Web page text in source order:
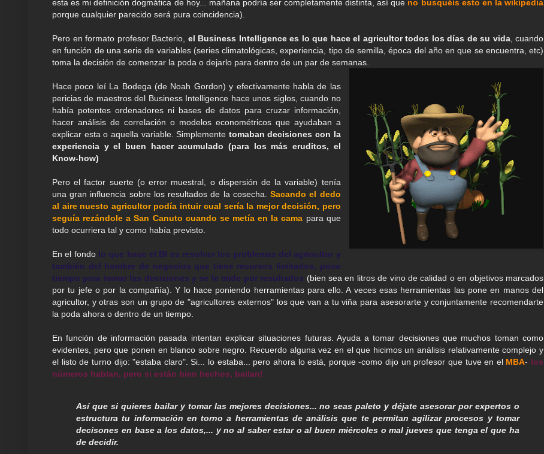
esta es mi definición dogmática de hoy... mañana podría ser completamente distinta, así que no busquéis esto en la wikipedia
porque cualquier parecido será pura coincidencia).
Pero en formato profesor Bacterio, el Business Intelligence es lo que hace el agricultor todos los días de su vida, cuando
en función de una serie de variables (series climatológicas, experiencia, tipo de semilla, época del año en que se encuentra, etc)
toma la decisión de comenzar la poda o dejarlo para dentro de un par de semanas.
Hace poco leí La Bodega (de Noah Gordon) y efectivamente habla de las
pericias de maestros del Business Intelligence hace unos siglos, cuando no
había potentes ordenadores ni bases de datos para cruzar información,
hacer análisis de correlación o modelos econométricos que ayudaban a
explicar esta o aquella variable. Simplemente tomaban decisiones con la
experiencia y el buen hacer acumulado (para los más eruditos, el
Know-how)
Pero el factor suerte (o error muestral, o dispersión de la variable) tenía
una gran influencia sobre los resultados de la cosecha.Sacando el dedo
al aire nuesto agricultor podía intuir cual sería la mejor decisión, pero
seguía rezándole a San Canuto cuando se metía en la cama para que
todo ocurriera tal y como había previsto.
En el fondo lo que hace el BI es resolver los problemas del agricultor y
también del hombre de negocios que tiene recursos limitados, poco
tiempo para tomar las decisiones y se le mide por resultados (bien sea en litros de vino de calidad o en objetivos marcados
por tu jefe o por la compañía). Y lo hace poniendo herramientas para ello. A veces esas herramientas las pone en manos del
agricultor, y otras son un grupo de "agricultores externos" los que van a tu viña para asesorarte y conjuntamente recomendarte
la poda ahora o dentro de un tiempo.
En función de información pasada intentan explicar situaciones futuras. Ayuda a tomar decisiones que muchos toman como
evidentes, pero que ponen en blanco sobre negro. Recuerdo alguna vez en el que hicimos un análisis relativamente complejo y
el listo de turno dijo: "estaba claro". Si... lo estaba... pero ahora lo está, porque -como dijo un profesor que tuve en el MBA- los
números hablan, pero si están bien hechos, bailan!
Así que si quieres bailar y tomar las mejores decisiones... no seas paleto y déjate asesorar por expertos o
estructura tu información en torno a herramientas de análisis que te permitan agilizar procesos y tomar
decisones en base a los datos,... y no al saber estar o al buen miércoles o mal jueves que tenga el que ha
de decidir.